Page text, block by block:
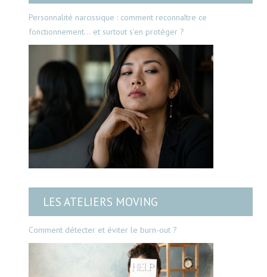
Personnalité narcissique : comment reconnaître ce
fonctionnement… et surtout s’en protéger ?
LES ATELIERS MOVING
Comment détecter et éviter le burn-out ?